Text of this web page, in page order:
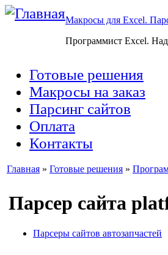
Макросы для Excel.
Программист Excel.
Готовые решения
Макросы на заказ
Парсинг сайтов
Оплата
Контакты
Главная » Готовые решения »
Парсер сайта
Парсеры сайтов автозапчастей